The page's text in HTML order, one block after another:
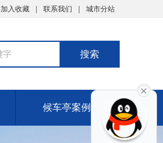
加入收藏 联系我们 城市分站
候车亭案例